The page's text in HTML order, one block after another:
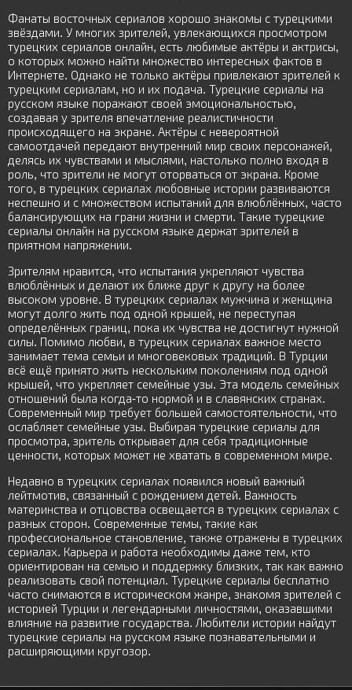
Фанаты восточных сериалов хорошо знакомы с турецкими
звёздами. У многих зрителей, увлекающихся просмотром
турецких сериалов онлайн, есть любимые актёры и актрисы,
о которых можно найти множество интересных фактов в
Интернете. Однако не только актёры привлекают зрителей к
турецким сериалам, но и их подача. Турецкие сериалы на
русском языке поражают своей эмоциональностью,
создавая у зрителя впечатление реалистичности
происходящего на экране. Актёры с невероятной
самоотдачей передают внутренний мир своих персонажей,
делясь их чувствами и мыслями, настолько полно входя в
роль, что зрители не могут оторваться от экрана. Кроме
того, в турецких сериалах любовные истории развиваются
неспешно и с множеством испытаний для влюблённых, часто
балансирующих на грани жизни и смерти. Такие турецкие
сериалы онлайн на русском языке держат зрителей в
приятном напряжении.
Зрителям нравится, что испытания укрепляют чувства
влюблённых и делают их ближе друг к другу на более
высоком уровне. В турецких сериалах мужчина и женщина
могут долго жить под одной крышей, не переступая
определённых границ, пока их чувства не достигнут нужной
силы. Помимо любви, в турецких сериалах важное место
занимает тема семьи и многовековых традиций. В Турции
всё ещё принято жить нескольким поколениям под одной
крышей, что укрепляет семейные узы. Эта модель семейных
отношений была когда-то нормой и в славянских странах.
Современный мир требует большей самостоятельности, что
ослабляет семейные узы. Выбирая турецкие сериалы для
просмотра, зритель открывает для себя традиционные
ценности, которых может не хватать в современном мире.
Недавно в турецких сериалах появился новый важный
лейтмотив, связанный с рождением детей. Важность
материнства и отцовства освещается в турецких сериалах с
разных сторон. Современные темы, такие как
профессиональное становление, также отражены в турецких
сериалах. Карьера и работа необходимы даже тем, кто
ориентирован на семью и поддержку близких, так как важно
реализовать свой потенциал. Турецкие сериалы бесплатно
часто снимаются в историческом жанре, знакомя зрителей с
историей Турции и легендарными личностями, оказавшими
влияние на развитие государства. Любители истории найдут
турецкие сериалы на русском языке познавательными и
расширяющими кругозор.